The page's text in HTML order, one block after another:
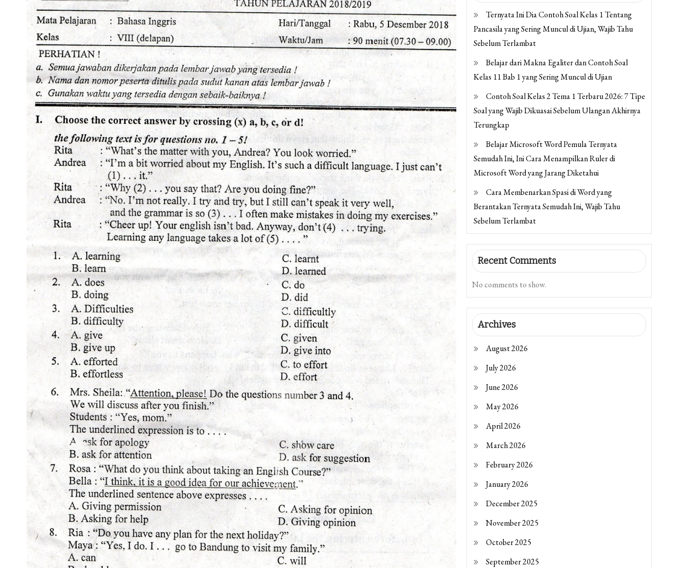
Ternyata Ini Dia Contoh Soal Kelas 1 Tentang
Pancasila yang Sering Muncul di Ujian, Wajib Tahu
Sebelum Terlambat
Belajar dari Makna Egaliter dan Contoh Soal
Kelas 11 Bab 1 yang Sering Muncul di Ujian
Contoh Soal Kelas 2 Tema 1 Terbaru 2026: 7 Tipe
Soal yang Wajib Dikuasai Sebelum Ulangan Akhirnya
Terungkap
Belajar Microsoft Word Pemula Ternyata
Semudah Ini, Ini Cara Menampilkan Ruler di
Microsoft Word yang Jarang Diketahui
Cara Membenarkan Spasi di Word yang
Berantakan Ternyata Semudah Ini, Wajib Tahu
Sebelum Terlambat
Recent Comments
No comments to show.
Archives
August 2026
July 2026
June 2026
May 2026
April 2026
March 2026
February 2026
January 2026
December 2025
November 2025
October 2025
September 2025